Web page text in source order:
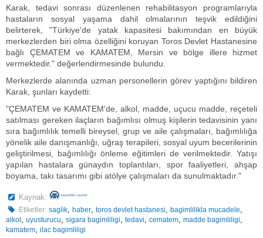
Karak, tedavi sonrası düzenlenen rehabilitasyon programlarıyla
hastaların sosyal yaşama dahil olmalarının teşvik edildiğini
belirterek, "Türkiye'de yatak kapasitesi bakımından en büyük
merkezlerden biri olma özelliğini koruyan Toros Devlet Hastanesine
bağlı ÇEMATEM ve KAMATEM, Mersin ve bölge illere hizmet
vermektedir." değerlendirmesinde bulundu.
Merkezlerde alanında uzman personellerin görev yaptığını bildiren
Karak, şunları kaydetti:
"ÇEMATEM ve KAMATEM'de, alkol, madde, uçucu madde, reçeteli
satılması gereken ilaçların bağımlısı olmuş kişilerin tedavisinin yanı
sıra bağımlılık temelli bireysel, grup ve aile çalışmaları, bağımlılığa
yönelik aile danışmanlığı, uğraş terapileri, sosyal uyum becerilerinin
geliştirilmesi, bağımlılığı önleme eğitimleri de verilmektedir. Yatışı
yapılan hastalara günaydın toplantıları, spor faaliyetleri, ahşap
boyama, takı tasarımı gibi atölye çalışmaları da sunulmaktadır."
Kaynak:
Etiketler: saglik,haber,toros devlet hastanesi,bagimlilikla mucadele,
alkol , uyusturucu, sigara bagimliligi, tedavi, cematem, madde bagimliligi,
kamatem, ilac bagimliligi